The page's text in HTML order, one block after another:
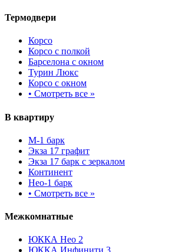
Термодвери
Корсо
Корсо с полкой
Барселона с окном
Турин Люкс
Корсо с окном
• Смотреть все »
В квартиру
М-1 барк
Экза 17 графит
Экза 17 барк с зеркалом
Континент
Нео-1 барк
• Смотреть все »
Межкомнатные
ЮККА Нео 2